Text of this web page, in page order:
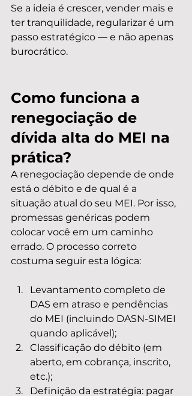
Se a ideia é crescer, vender mais e
ter tranquilidade, regularizar é um
passo estratégico — e não apenas
burocrático.
Como funciona a
renegociação de
dívida alta do MEI na
prática?
A renegociação depende de onde
está o débito e de qual é a
situação atual do seu MEI. Por isso,
promessas genéricas podem
colocar você em um caminho
errado. O processo correto
costuma seguir esta lógica:
Levantamento completo de
DAS em atraso e pendências
do MEI (incluindo DASN-SIMEI
quando aplicável);
Classificação do débito (em
aberto, em cobrança, inscrito,
etc.);
Definição da estratégia: pagar